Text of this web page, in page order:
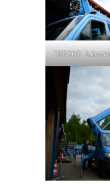
TBR260